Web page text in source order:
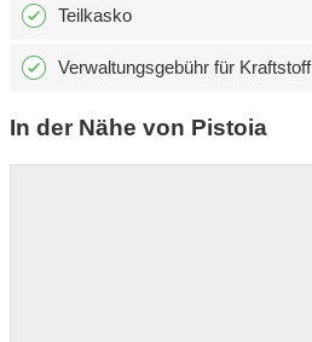
Teilkasko
Verwaltungsgebühr für Kraftstoff
In der Nähe von Pistoia